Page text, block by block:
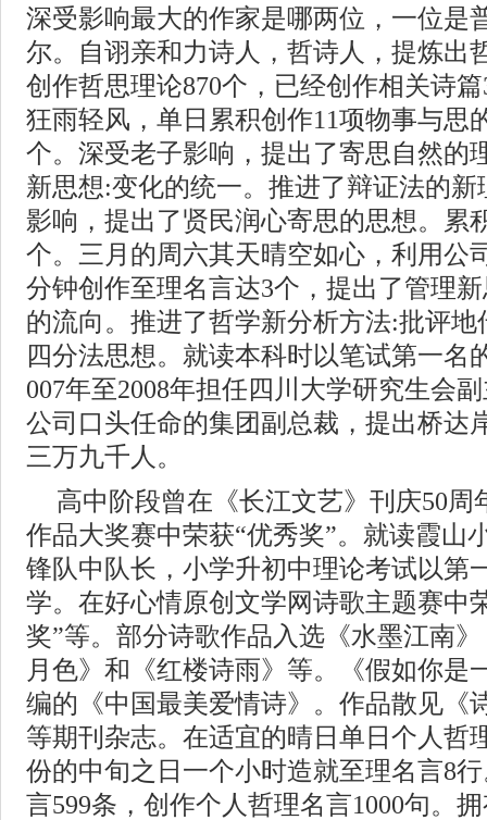
深受影响最大的作家是哪两位，一位是
尔。自诩亲和力诗人，哲诗人，提炼出
创作哲思理论870个，已经创作相关诗
狂雨轻风，单日累积创作11项物事与思
个。深受老子影响，提出了寄思自然的
新思想:变化的统一。推进了辩证法的
影响，提出了贤民润心寄思的思想。累
个。三月的周六其天晴空如心，利用公
分钟创作至理名言达3个，提出了管理
的流向。推进了哲学新分析方法:批评
四分法思想。就读本科时以笔试第一名
007年至2008年担任四川大学研究生会
公司口头任命的集团副总裁，提出桥达
三万九千人。
高中阶段曾在《长江文艺》刊庆50周
作品大奖赛中荣获“优秀奖”。就读霞山
锋队中队长，小学升初中理论考试以第
学。在好心情原创文学网诗歌主题赛中
奖”等。部分诗歌作品入选《水墨江南
月色》和《红楼诗雨》等。《假如你是
编的《中国最美爱情诗》。作品散见《
等期刊杂志。在适宜的晴日单日个人哲
份的中旬之日一个小时造就至理名言8
言599条，创作个人哲理名言1000句。